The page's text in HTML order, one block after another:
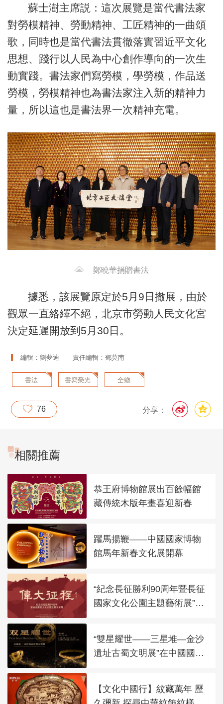
蘇士澍主席説：這次展覽是當代書法家
對勞模精神、勞動精神、工匠精神的一曲頌
歌，同時也是當代書法貫徹落實習近平文化
思想、踐行以人民為中心創作導向的一次生
動實踐。書法家們寫勞模，學勞模，作品送
勞模，勞模精神也為書法家注入新的精神力
量，所以這也是書法界一次精神充電。
鄭曉華捐贈書法
據悉，該展覽原定於5月9日撤展，由於
觀眾一直絡繹不絕，北京市勞動人民文化宮
決定延遲開放到5月30日。
編輯：劉夢迪 責任編輯：鄧莫南
書法 書寫榮光 全總
分享：
76
相關推薦
恭王府博物館展出百餘幅館
藏傳統木版年畫喜迎新春
躍馬揚鞭——中國國家博物
館馬年新春文化展開幕
“紀念長征勝利90周年暨長征
國家文化公園主題藝術展”在
“雙星耀世——三星堆—金沙
遺址古蜀文明展”在中國國家
【文化中國行】紋藏萬年 歷